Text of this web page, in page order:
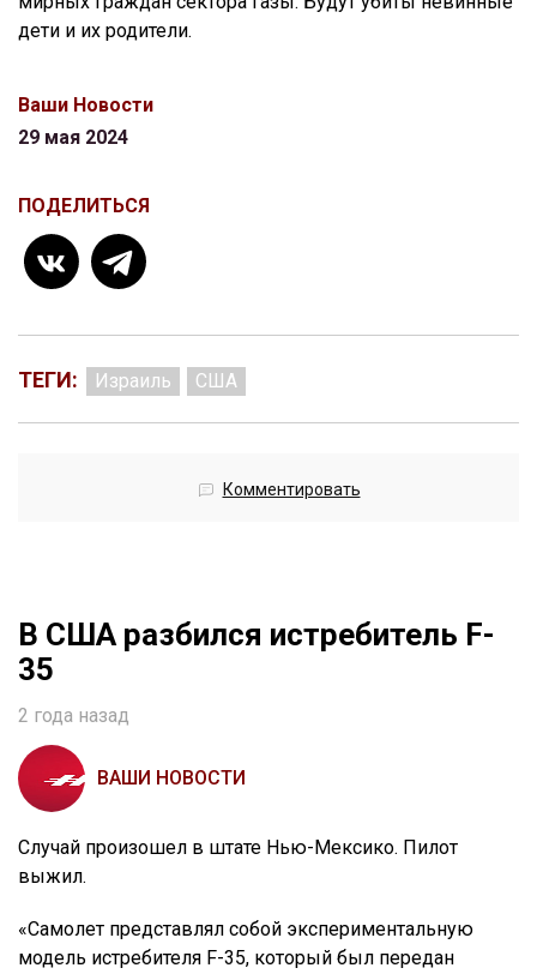
дети и их родители.
Ваши Новости
29 мая 2024
ПОДЕЛИТЬСЯ
ТЕГИ: Израиль США
Комментировать
В США разбился истребитель F-
35
2 года назад
ВАШИ НОВОСТИ
Случай произошел в штате Нью-Мексико. Пилот
выжил.
«Самолет представлял собой экспериментальную
модель истребителя F-35, который был передан